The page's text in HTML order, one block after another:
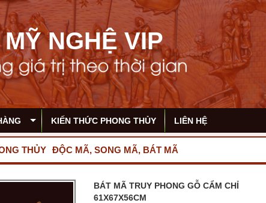
NGHỆ VIP
KIẾN THỨC PHONG THỦY LIÊN HỆ
THỦY ĐỘC MÃ, SONG MÃ, BÁT MÃ
BÁT MÃ TRUY PHONG GỖ CẨM CHỈ
61X67X56CM